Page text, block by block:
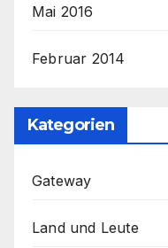
Mai 2016
Februar 2014
Kategorien
Gateway
Land und Leute